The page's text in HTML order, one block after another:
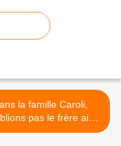
la famille Caroli,
pas le frère ainé
Camillo >